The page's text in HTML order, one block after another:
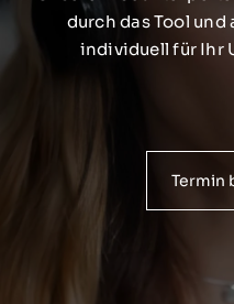
durch das Tool
individuell für Ihr
Termin